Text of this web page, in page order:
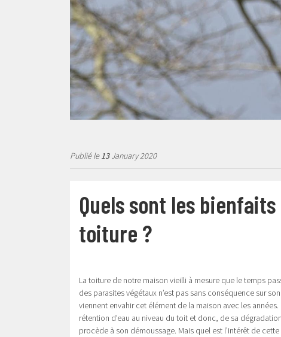
Publié le13January 2020
Quels sont les
toiture ?
La toiture de notre maison vieilli à mesure que le temps
des parasites végétaux n’est pas sans conséquence sur
viennent envahir cet élément de la maison avec les
rétention d’eau au niveau du toit et donc, de sa
procède à son démoussage. Mais quel est l’intérêt de